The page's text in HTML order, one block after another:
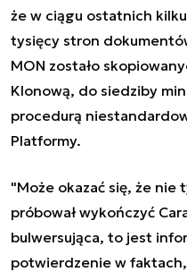
że w ciągu ostatnich
tysięcy stron
MON zostało
Klonową, do siedziby
procedurą
Platformy.
"Może okazać się, że nie
próbował wykończyć
bulwersująca, to jest
potwierdzenie w